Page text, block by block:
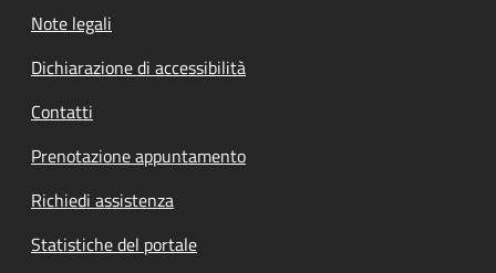
Note legali
Dichiarazione di accessibilità
Contatti
Prenotazione appuntamento
Richiedi assistenza
Statistiche del portale